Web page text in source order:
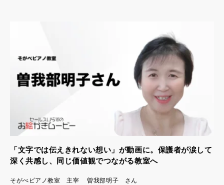
「文字では伝えきれない想い」が動画に。保護者が涙して
深く共感し、同じ価値観でつながる教室へ
そがべピアノ教室 主宰 曽我部明子 さん